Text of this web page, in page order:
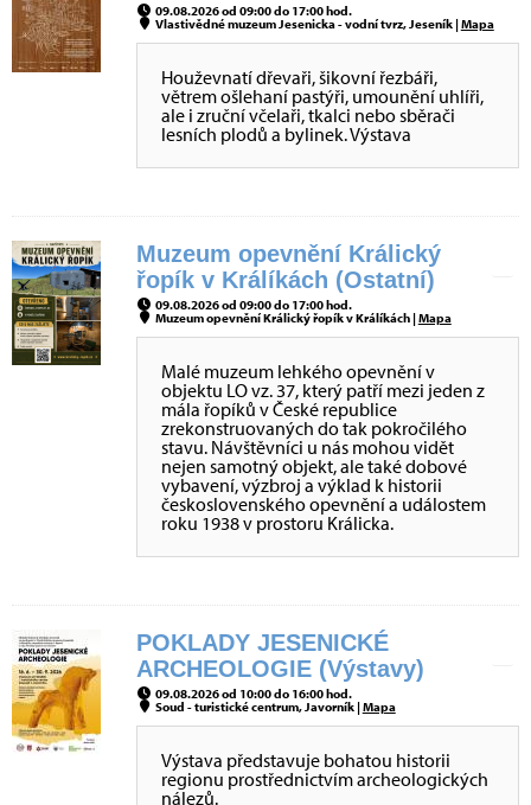
09.08.2026 od 09:00 do 17:00 hod.
Vlastivědné muzeum Jesenicka - vodní tvrz, Jeseník |Mapa
Houževnatí dřevaři, šikovní řezbáři,
větrem ošlehaní pastýři, umounění uhlíři,
ale i zruční včelaři, tkalci nebo sběrači
lesních plodů a bylinek. Výstava
Muzeum opevnění Králický
řopík v Králíkách (Ostatní)
09.08.2026 od 09:00 do 17:00 hod.
Muzeum opevnění Králický řopík v Králíkách |Mapa
Malé muzeum lehkého opevnění v
objektu LO vz. 37, který patří mezi jeden z
mála řopíků v České republice
zrekonstruovaných do tak pokročilého
stavu. Návštěvníci u nás mohou vidět
nejen samotný objekt, ale také dobové
vybavení, výzbroj a výklad k historii
československého opevnění a událostem
roku 1938 v prostoru Králicka.
POKLADY JESENICKÉ
ARCHEOLOGIE (Výstavy)
09.08.2026 od 10:00 do 16:00 hod.
Soud - turistické centrum, Javorník |Mapa
Výstava představuje bohatou historii
regionu prostřednictvím archeologických
nálezů.